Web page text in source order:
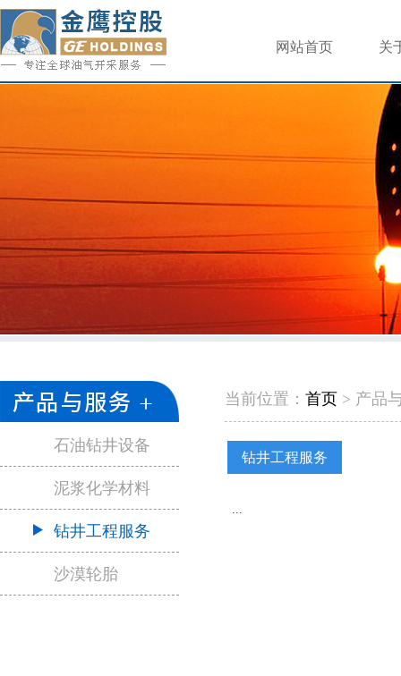
网站首页 关
当前位置： 首页 > 产品
石油钻井设备
泥浆化学材料
钻井工程服务
沙漠轮胎
钻井工程服务
...